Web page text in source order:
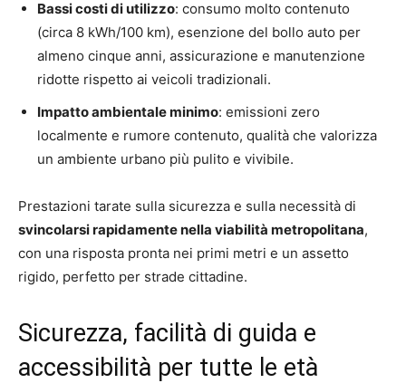
Bassi costi di utilizzo: consumo molto contenuto
(circa 8 kWh/100 km), esenzione del bollo auto per
almeno cinque anni, assicurazione e manutenzione
ridotte rispetto ai veicoli tradizionali.
Impatto ambientale minimo: emissioni zero
localmente e rumore contenuto, qualità che valorizza
un ambiente urbano più pulito e vivibile.
Prestazioni tarate sulla sicurezza e sulla necessità di
svincolarsi rapidamente nella viabilità metropolitana,
con una risposta pronta nei primi metri e un assetto
rigido, perfetto per strade cittadine.
Sicurezza, facilità di guida e
accessibilità per tutte le età